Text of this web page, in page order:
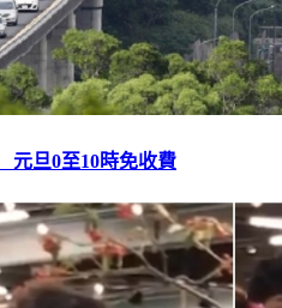
旦0至10時免收費